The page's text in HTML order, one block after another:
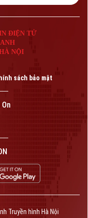
Truyền hình Hà Nội Giấy
ĐIỆN TỬ
NỘI
sách bảo mật
Truyền hình Hà Nội